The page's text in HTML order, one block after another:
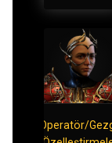
Operatör/